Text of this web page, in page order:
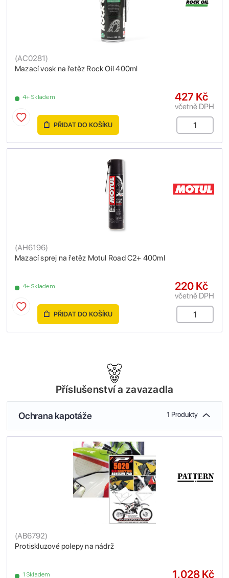
Mazací vosk na řetěz Rock Oil 400ml
(AC0281)
4+ Skladem 427 Kč
včetně DPH
PŘIDAT DO KOŠÍKU
Mazací sprej na řetěz Motul Road C2+ 400ml
(AH6196)
4+ Skladem 220 Kč
včetně DPH
PŘIDAT DO KOŠÍKU
Příslušenství a zavazadla
Ochrana kapotáže 1 Produkty
Protiskluzové polepy na nádrž
(AB6792)
1 Skladem 1,028 Kč